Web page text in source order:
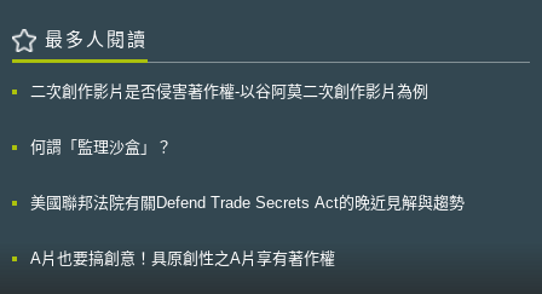
態訊息諸如行進方向、速度、位置。這些基本的安全訊息每秒交換高達10
次，裝有V2V裝置的車輛將保留這些訊息，去評判是否有碰撞的威脅。如果
系統覺得有必要，將立即發出訊息警告駕駛採取必要措施避免立即碰撞。
於駕駛視線被擋住的情況下，會加以警示。 ■警急電子煞車燈：同方向行進
下，知道駕駛目前正在減速，所以可以針對視線外的急煞車預先因應。 ■前
車輛即將靠近，避免在變換車道的時候發生碰撞。 ■超車警示：警告駕駛超
表（Checklist），惟目前尚未公開詳細內容： （一）第一階段：基礎導入
（AI基礎應用） 針對技術引進的初步活用階段，共包含31個檢核項目，旨
適用於AI提供資料分析與建議以輔助人員進行行政決策的情境。隨著影響力
段：深度融合（AI自主決策） 針對AI具備高度自主決策權的高風險情境（如
以因應不斷變化的技術環境。 MOIS部長指出，未來將進一步蒐集學界意見
這90個檢核項目，保障人權與基本權利。 由於目前未見90個檢核項目內
最多人閱讀
二次創作影片是否侵害著作權-以谷阿莫二次創作影片為例
何謂「監理沙盒」？
美國聯邦法院有關Defend Trade Secrets Act的晚近見解與趨勢
A片也要搞創意！具原創性之A片享有著作權